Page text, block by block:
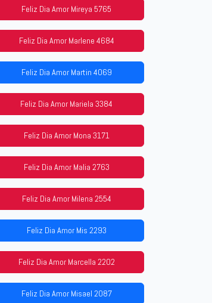
Feliz Dia Amor Mireya 5765
Feliz Dia Amor Marlene 4684
Feliz Dia Amor Martin 4069
Feliz Dia Amor Mariela 3384
Feliz Dia Amor Mona 3171
Feliz Dia Amor Malia 2763
Feliz Dia Amor Milena 2554
Feliz Dia Amor Mis 2293
Feliz Dia Amor Marcella 2202
Feliz Dia Amor Misael 2087